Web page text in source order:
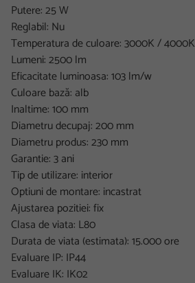
Putere: 25 W
Reglabil: Nu
Temperatura de culoare: 3000K / 4000K
Lumeni: 2500 lm
Eficacitate luminoasa: 103 lm/w
Culoare bază: alb
Inaltime: 100 mm
Diametru decupaj: 200 mm
Diametru produs: 230 mm
Garantie: 3 ani
Tip de utilizare: interior
Optiuni de montare: incastrat
Ajustarea pozitiei: fix
Clasa de viata: L80
Durata de viata (estimata): 15.000 ore
Evaluare IP: IP44
Evaluare IK: IK02